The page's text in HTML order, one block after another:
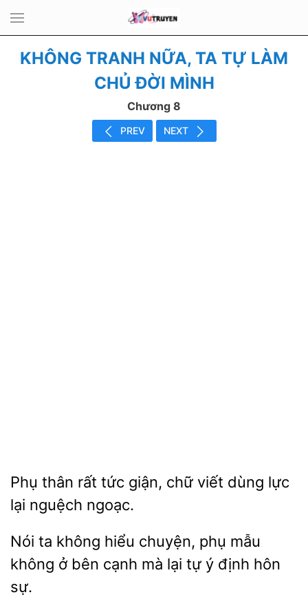
KHÔNG TRANH NỮA, TA TỰ LÀM
CHỦ ĐỜI MÌNH
Chương 8
PREV NEXT
Phụ
tức giận, chữ viết dùng lực
nguệch ngoạc.
Nói ta không hiểu chuyện, phụ mẫu
không ở bên cạnh mà
tự ý
sự.